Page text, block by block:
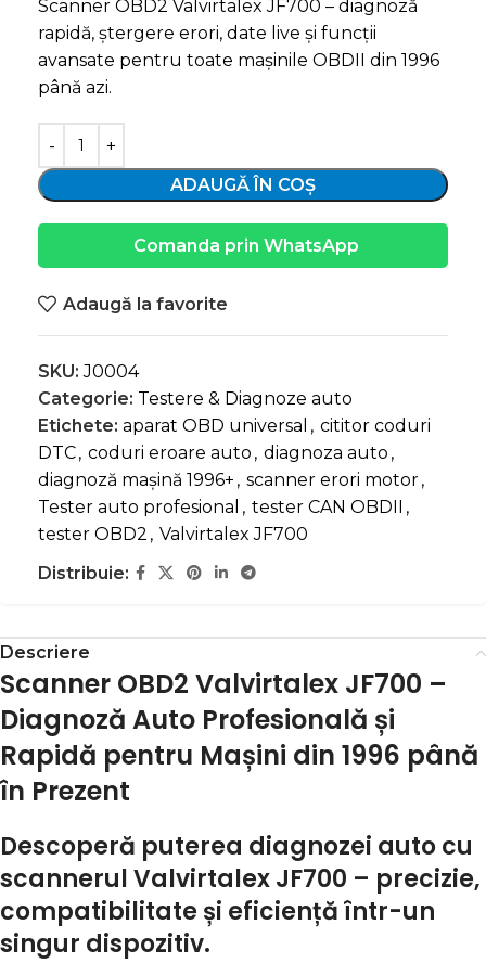
Scanner OBD2 Valvirtalex JF700 – diagnoză
rapidă, ștergere erori, date live și funcții
avansate pentru toate mașinile OBDII din 1996
până azi.
ADAUGĂ ÎN COȘ
Comanda prin WhatsApp
Adaugă la favorite
SKU:J0004
Categorie: Testere & Diagnoze auto
Etichete: aparat OBD universal , cititor coduri
DTC, coduri eroare auto , diagnoza auto ,
diagnoză mașină 1996+ , scanner erori motor,
Tester auto profesional , tester CAN OBDII
,
tester OBD2 , Valvirtalex JF700
Distribuie:
Descriere
Scanner OBD2 Valvirtalex JF700 –
Diagnoză Auto Profesională și
Rapidă pentru Mașini din 1996 până
în Prezent
Descoperă puterea diagnozei auto cu
scannerul Valvirtalex JF700 – precizie,
compatibilitate și eficiență într-un
singur dispozitiv.